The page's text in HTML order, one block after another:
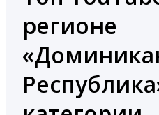
регионе